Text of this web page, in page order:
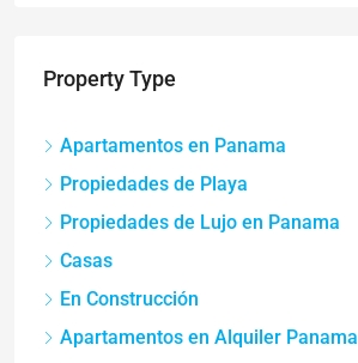
Property Type
Apartamentos en Panama
Propiedades de Playa
Propiedades de Lujo en Panama
Casas
En Construcción
Apartamentos en Alquiler Panama